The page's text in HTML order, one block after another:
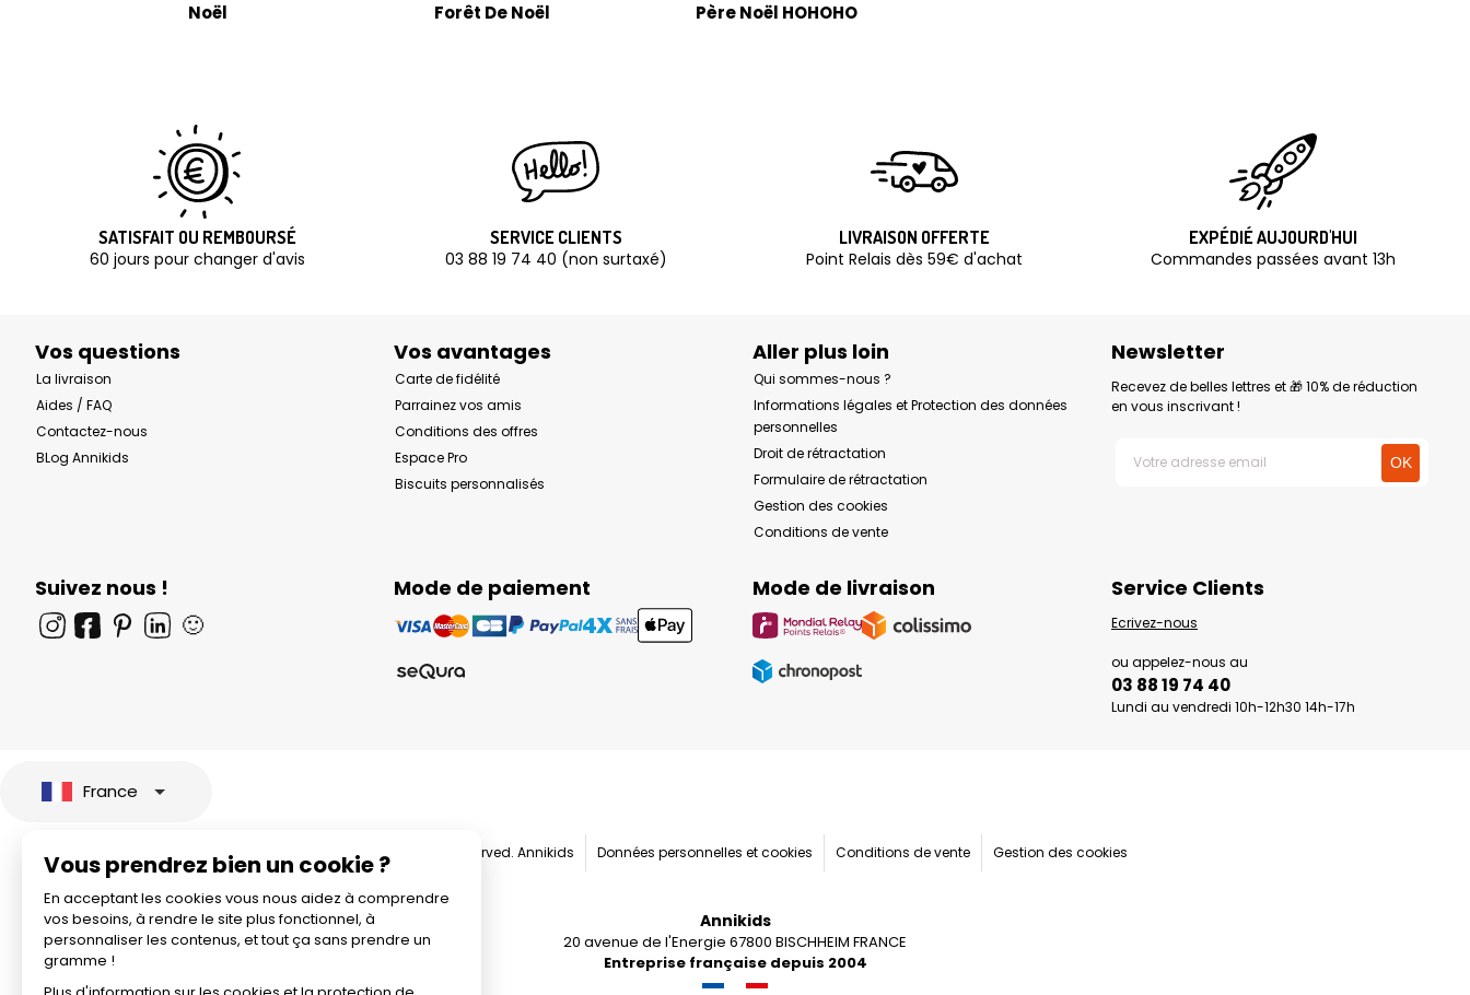
Noël Forêt De Noël Père Noël HOHOHO
SATISFAIT OU REMBOURSÉ
60 jours pour changer d'avis
SERVICE CLIENTS
03 88 19 74 40 (non surtaxé)
LIVRAISON OFFERTE
Point Relais dès 59€ d'achat
EXPÉDIÉ AUJOURD'HUI
Commandes passées avant 13h
Vos questions
La livraison
Aides / FAQ
Contactez-nous
BLog Annikids
Vos avantages
Carte de fidélité
Parrainez vos amis
Conditions des offres
Espace Pro
Biscuits personnalisés
Aller plus loin
Qui sommes-nous ?
Informations légales et Protection des données
personnelles
Droit de rétractation
Formulaire de rétractation
Gestion des cookies
Conditions de vente
Newsletter
Recevez de belles lettres et 🎁 10% de réduction
en vous inscrivant !
Suivez nous !
🙂
Mode de paiement Mode de livraison Service Clients
Ecrivez-nous
ou appelez-nous au
03 88 19 74 40
Lundi au vendredi 10h-12h30 14h-17h
Vous prendrez bien un cookie ?
En acceptant les cookies vous nous aidez à comprendre
vos besoins, à rendre le site plus fonctionnel, à
personnaliser les contenus, et tout ça sans prendre un
gramme !
France
© 2026 All rights reserved. Annikids Données personnelles et cookies Conditions de vente Gestion des cookies
Annikids
20 avenue de l'Energie 67800 BISCHHEIM FRANCE
Entreprise française depuis 2004